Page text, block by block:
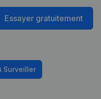
Essayer gratuitement
Surveiller